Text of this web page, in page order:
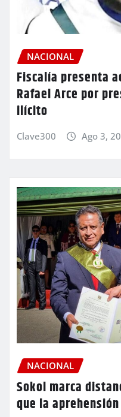
NACIONAL
Fiscalía presenta
Rafael Arce por
ilícito
Clave300 Ago 3,
NACIONAL
Sokol marca
que la